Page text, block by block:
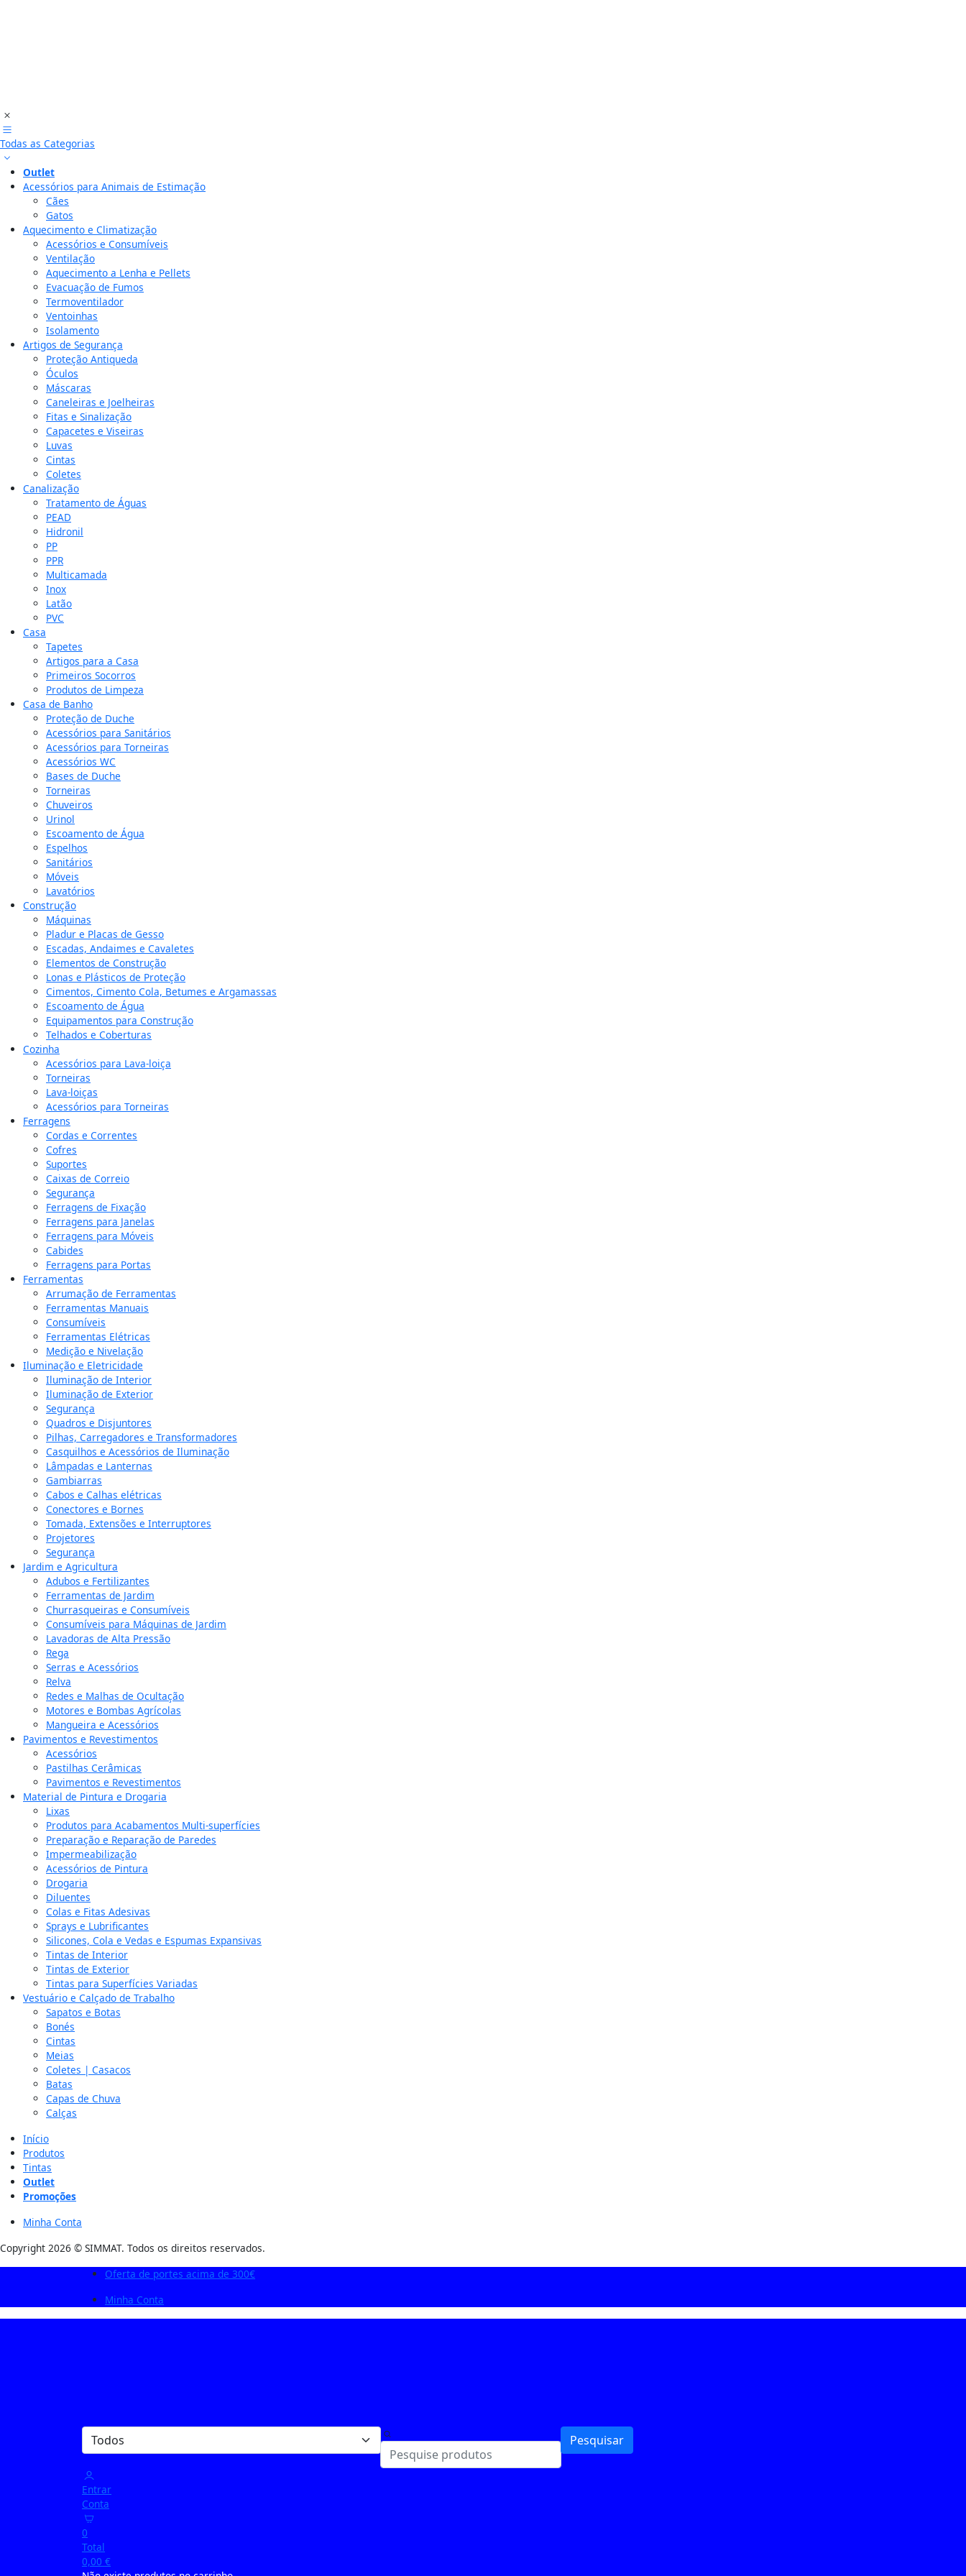
Todas as Categorias
Outlet
Acessórios para Animais de Estimação
Cães
Gatos
Aquecimento e Climatização
Acessórios e Consumíveis
Ventilação
Aquecimento a Lenha e Pellets
Evacuação de Fumos
Termoventilador
Ventoinhas
Isolamento
Artigos de Segurança
Proteção Antiqueda
Óculos
Máscaras
Caneleiras e Joelheiras
Fitas e Sinalização
Capacetes e Viseiras
Luvas
Cintas
Coletes
Canalização
Tratamento de Águas
PEAD
Hidronil
PP
PPR
Multicamada
Inox
Latão
PVC
Casa
Tapetes
Artigos para a Casa
Primeiros Socorros
Produtos de Limpeza
Casa de Banho
Proteção de Duche
Acessórios para Sanitários
Acessórios para Torneiras
Acessórios WC
Bases de Duche
Torneiras
Chuveiros
Urinol
Escoamento de Água
Espelhos
Sanitários
Móveis
Lavatórios
Construção
Máquinas
Pladur e Placas de Gesso
Escadas, Andaimes e Cavaletes
Elementos de Construção
Lonas e Plásticos de Proteção
Cimentos, Cimento Cola, Betumes e Argamassas
Escoamento de Água
Equipamentos para Construção
Telhados e Coberturas
Cozinha
Acessórios para Lava-loiça
Torneiras
Lava-loiças
Acessórios para Torneiras
Ferragens
Cordas e Correntes
Cofres
Suportes
Caixas de Correio
Segurança
Ferragens de Fixação
Ferragens para Janelas
Ferragens para Móveis
Cabides
Ferragens para Portas
Ferramentas
Arrumação de Ferramentas
Ferramentas Manuais
Consumíveis
Ferramentas Elétricas
Medição e Nivelação
Iluminação e Eletricidade
Iluminação de Interior
Iluminação de Exterior
Segurança
Quadros e Disjuntores
Pilhas, Carregadores e Transformadores
Casquilhos e Acessórios de Iluminação
Lâmpadas e Lanternas
Gambiarras
Cabos e Calhas elétricas
Conectores e Bornes
Tomada, Extensões e Interruptores
Projetores
Segurança
Jardim e Agricultura
Adubos e Fertilizantes
Ferramentas de Jardim
Churrasqueiras e Consumíveis
Consumíveis para Máquinas de Jardim
Lavadoras de Alta Pressão
Rega
Serras e Acessórios
Relva
Redes e Malhas de Ocultação
Motores e Bombas Agrícolas
Mangueira e Acessórios
Pavimentos e Revestimentos
Acessórios
Pastilhas Cerâmicas
Pavimentos e Revestimentos
Material de Pintura e Drogaria
Lixas
Produtos para Acabamentos Multi-superfícies
Preparação e Reparação de Paredes
Impermeabilização
Acessórios de Pintura
Drogaria
Diluentes
Colas e Fitas Adesivas
Sprays e Lubrificantes
Silicones, Cola e Vedas e Espumas Expansivas
Tintas de Interior
Tintas de Exterior
Tintas para Superfícies Variadas
Vestuário e Calçado de Trabalho
Sapatos e Botas
Bonés
Cintas
Meias
Coletes | Casacos
Batas
Capas de Chuva
Calças
Início
Produtos
Tintas
Outlet
Promoções
Minha Conta
Copyright 2026 © SIMMAT. Todos os direitos reservados.
Oferta de portes acima de 300€
Minha Conta
Pesquisar
Entrar
Conta
0
Total
0,00 €